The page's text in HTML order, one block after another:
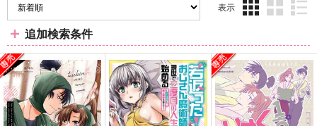
表示
ム
表
示
ム
表
示
ム
表
示
追加検索条件